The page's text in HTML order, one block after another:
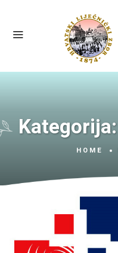
Kategorija:
HOME